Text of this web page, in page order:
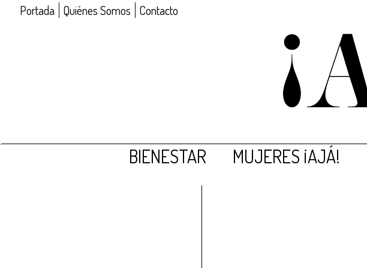
Portada Quiénes Somos Contacto
BIENESTAR MUJERES ¡AJÁ!